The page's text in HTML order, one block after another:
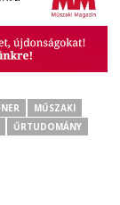
MŰSZAKI
ŰRTUDOMÁNY